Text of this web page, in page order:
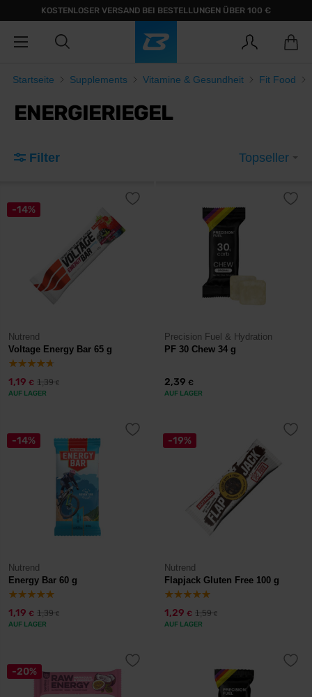
KOSTENLOSER VERSAND BEI BESTELLUNGEN ÜBER 100 €
Startseite Supplements Vitamine & Gesundheit Fit Food
ENERGIERIEGEL
Filter Topseller
-14%
Nutrend
Voltage Energy Bar 65 g
1,19 € 1,39€
AUF LAGER
Precision Fuel & Hydration
PF 30 Chew 34 g
2,39 €
AUF LAGER
-14%
Nutrend
Energy Bar 60 g
1,19 € 1,39€
AUF LAGER
-19%
Nutrend
Flapjack Gluten Free 100 g
1,29 € 1,59€
AUF LAGER
-20%